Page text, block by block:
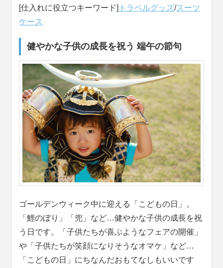
[仕入れに役立つキーワード] トラベルグッズ/スーツ
ケース
健やかな子供の成長を祝う 端午の節句
ゴールデンウィーク中に迎える「こどもの日」。
「鯉のぼり」「兜」など…健やかな子供の成長を祝
う日です。「子供たちが喜ぶようなフェアの開催」
や「子供たちが笑顔になりそうなオマケ」など…
「こどもの日」にちなんだおもてなしもいいです